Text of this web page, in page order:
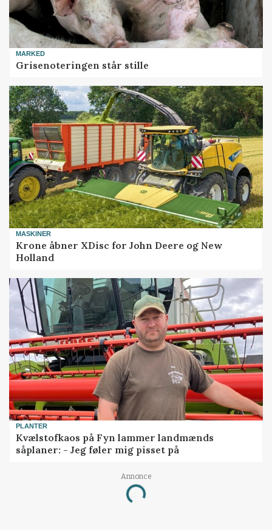
MARKED
Grisenoteringen står stille
MASKINER
Krone åbner XDisc for John Deere og New
Holland
PLANTER
Kvælstofkaos på Fyn lammer landmænds
såplaner: - Jeg føler mig pisset på
Annonce
Loading...